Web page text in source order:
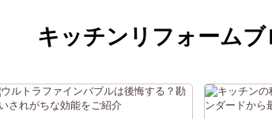
キッチンリフォームブ